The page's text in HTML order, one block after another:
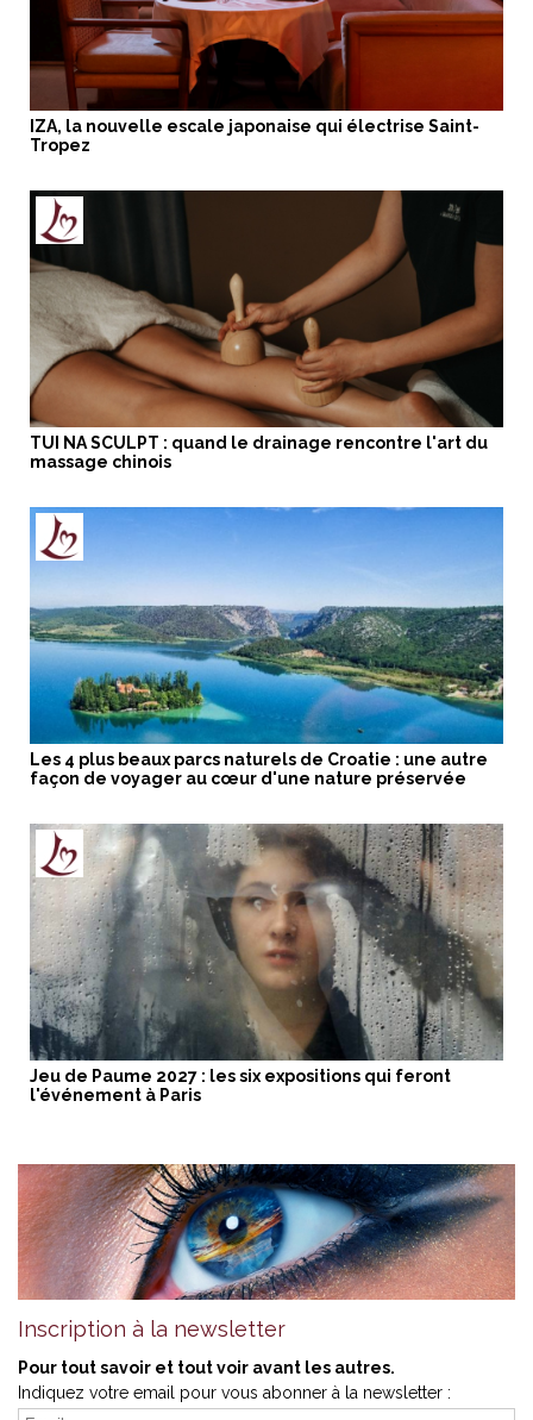
IZA, la nouvelle escale japonaise qui électrise Saint-
Tropez
TUI NA SCULPT : quand le drainage rencontre l'art du
massage chinois
Les 4 plus beaux parcs naturels de Croatie : une autre
façon de voyager au cœur d'une nature préservée
Jeu de Paume 2027 : les six expositions qui feront
l'événement à Paris
Inscription à la newsletter
Pour tout savoir et tout voir avant les autres.
Indiquez votre email pour vous abonner à la newsletter :